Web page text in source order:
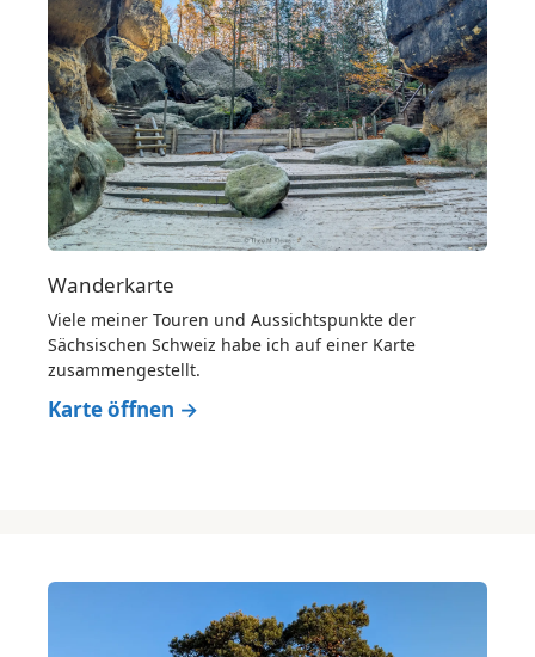
Wanderkarte
Viele meiner Touren und Aussichtspunkte der
Sächsischen Schweiz habe ich auf einer Karte
zusammengestellt.
Karte öffnen →